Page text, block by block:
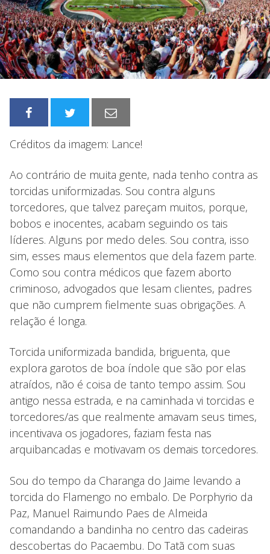
Créditos da imagem: Lance!
Ao contrário de muita gente, nada tenho contra as
torcidas uniformizadas. Sou contra alguns
torcedores, que talvez pareçam muitos, porque,
bobos e inocentes, acabam seguindo os tais
líderes. Alguns por medo deles. Sou contra, isso
sim, esses maus elementos que dela fazem parte.
Como sou contra médicos que fazem aborto
criminoso, advogados que lesam clientes, padres
que não cumprem fielmente suas obrigações. A
relação é longa.
Torcida uniformizada bandida, briguenta, que
explora garotos de boa índole que são por elas
atraídos, não é coisa de tanto tempo assim. Sou
antigo nessa estrada, e na caminhada vi torcidas e
torcedores/as que realmente amavam seus times,
incentivava os jogadores, faziam festa nas
arquibancadas e motivavam os demais torcedores.
Sou do tempo da Charanga do Jaime levando a
torcida do Flamengo no embalo. De Porphyrio da
Paz, Manuel Raimundo Paes de Almeida
comandando a bandinha no centro das cadeiras
descobertas do Pacaembu. Do Tatã com suas